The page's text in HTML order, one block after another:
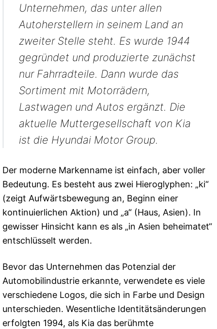
Unternehmen, das unter allen
Autoherstellern in seinem Land an
zweiter Stelle steht. Es wurde 1944
gegründet und produzierte zunächst
nur Fahrradteile. Dann wurde das
Sortiment mit Motorrädern,
Lastwagen und Autos ergänzt. Die
aktuelle Muttergesellschaft von Kia
ist die Hyundai Motor Group.
Der moderne Markenname ist einfach, aber voller
Bedeutung. Es besteht aus zwei Hieroglyphen: „ki“
(zeigt Aufwärtsbewegung an, Beginn einer
kontinuierlichen Aktion) und „a“ (Haus, Asien). In
gewisser Hinsicht kann es als „in Asien beheimatet“
entschlüsselt werden.
Bevor das Unternehmen das Potenzial der
Automobilindustrie erkannte, verwendete es viele
verschiedene Logos, die sich in Farbe und Design
unterschieden. Wesentliche Identitätsänderungen
erfolgten 1994, als Kia das berühmte